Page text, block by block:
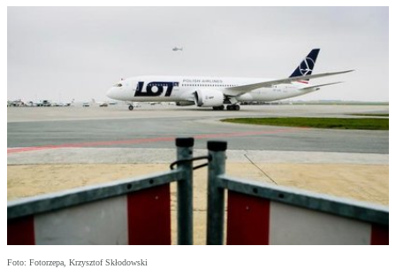
Foto: Fotorzepa, Krzysztof Skłodowski